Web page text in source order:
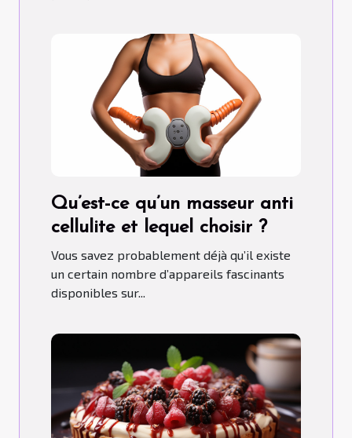
Qu’est-ce qu’un masseur anti
cellulite et lequel choisir ?
Vous savez probablement déjà qu’il existe
un certain nombre d’appareils fascinants
disponibles sur...